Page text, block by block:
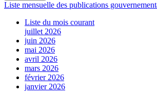
Liste mensuelle des publications
Liste du mois courant
juillet 2026
juin 2026
mai 2026
avril 2026
mars 2026
février 2026
janvier 2026